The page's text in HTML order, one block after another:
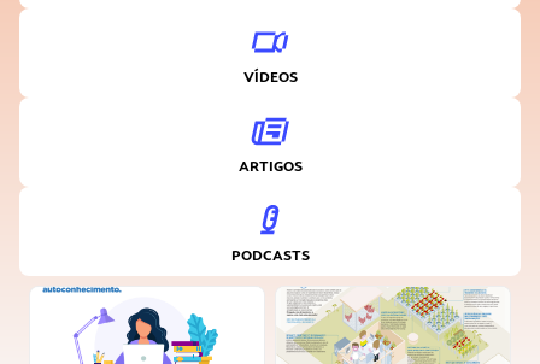
VÍDEOS
ARTIGOS
PODCASTS